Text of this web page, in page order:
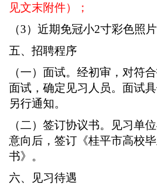
见文末附件）；
（3）近期免冠小2寸彩色照片
五、招聘程序
（一）面试。经初审，对符
面试，确定见习人员。面试
另行通知。
（二）签订协议书。见习单
意向后，签订《桂平市高校
书》。
六、见习待遇